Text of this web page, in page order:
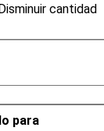
para